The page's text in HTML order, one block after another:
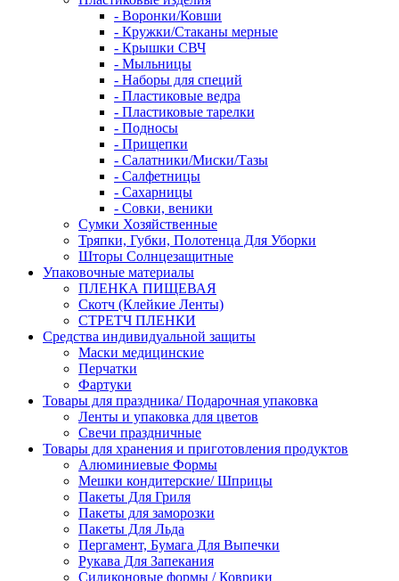
- Воронки/Ковши
- Кружки/Стаканы мерные
- Крышки СВЧ
- Мыльницы
- Наборы для специй
- Пластиковые ведра
- Пластиковые тарелки
- Подносы
- Прищепки
- Салатники/Миски/Тазы
- Салфетницы
- Сахарницы
- Совки, веники
Сумки Хозяйственные
Тряпки, Губки, Полотенца Для Уборки
Шторы Солнцезащитные
Упаковочные материалы
ПЛЕНКА ПИЩЕВАЯ
Скотч (Клейкие Ленты)
СТРЕТЧ ПЛЕНКИ
Средства индивидуальной защиты
Маски медицинские
Перчатки
Фартуки
Товары для праздника/ Подарочная упаковка
Ленты и упаковка для цветов
Свечи праздничные
Товары для хранения и приготовления продуктов
Алюминиевые Формы
Мешки кондитерские/ Шприцы
Пакеты Для Гриля
Пакеты для заморозки
Пакеты Для Льда
Пергамент, Бумага Для Выпечки
Рукава Для Запекания
Силиконовые формы / Коврики